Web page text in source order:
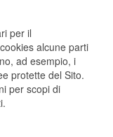
per il
alcune parti
ad esempio, i
protette del Sito.
per scopi di